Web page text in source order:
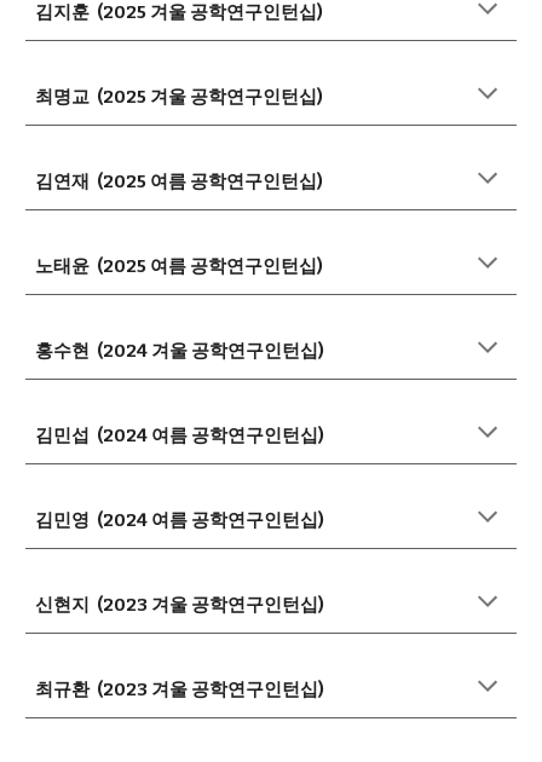
김지훈 (2025 겨울 공학연구인턴십)
최명교 (2025 겨울 공학연구인턴십)
김연재 (2025 여름 공학연구인턴십)
노태윤 (2025 여름 공학연구인턴십)
홍수현 (2024 겨울 공학연구인턴십)
김민섭 (2024 여름 공학연구인턴십)
김민영 (2024 여름 공학연구인턴십)
신현지 (2023 겨울 공학연구인턴십)
최규환 (2023 겨울 공학연구인턴십)